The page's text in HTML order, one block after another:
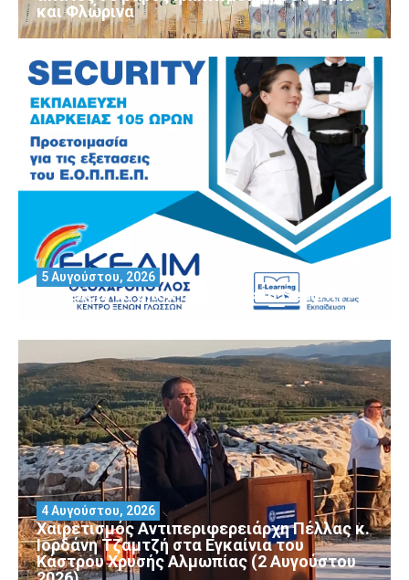
και Φλώρινα
Θέλεις να αποκτήσεις άδεια Security?
5 Αυγούστου, 2026
Χαιρετισμός Αντιπεριφερειάρχη Πέλλας κ.
Ιορδάνη Τζαμτζή στα Εγκαίνια του
Κάστρου Χρυσής Αλμωπίας (2 Αυγούστου
4 Αυγούστου, 2026